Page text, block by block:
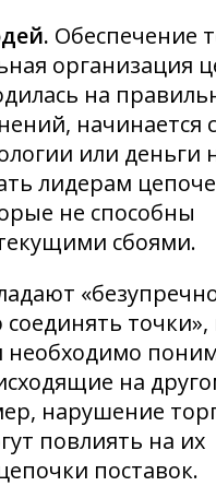
Обеспечение
организация
на
начинается
или деньги
лидерам
не способны
сбоями.
точки»,
необходимо
на
нарушение
повлиять на их
поставок.